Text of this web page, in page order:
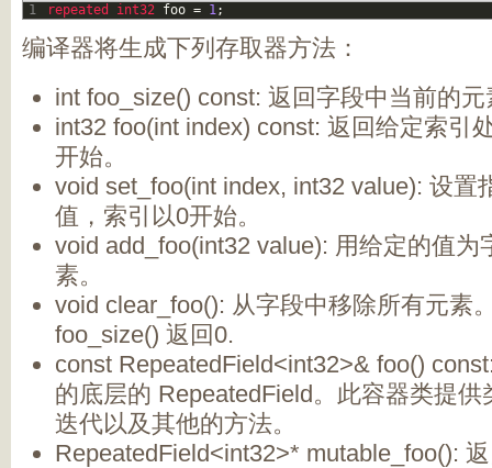
1 repeated int32 foo = 1;
编译器将生成下列存取器方法：
int foo_size() const: 返回字段中当前的
int32 foo(int index) const: 返回给定索引
开始。
void set_foo(int index, int32 value): 设置
值，索引以0开始。
void add_foo(int32 value): 用给定的值为
素。
void clear_foo(): 从字段中移除所有元素
foo_size() 返回0.
const RepeatedField<int32>& foo()
的底层的 RepeatedField。此容器类提供
迭代以及其他的方法。
RepeatedField<int32>* mutable_foo():